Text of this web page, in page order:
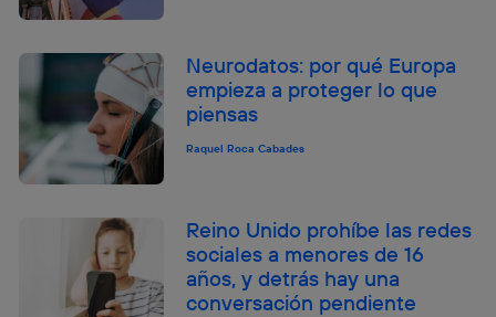
Neurodatos: por qué Europa
empieza a proteger lo que
piensas
Raquel Roca Cabades
Reino Unido prohíbe las redes
sociales a menores de 16
años, y detrás hay una
conversación pendiente